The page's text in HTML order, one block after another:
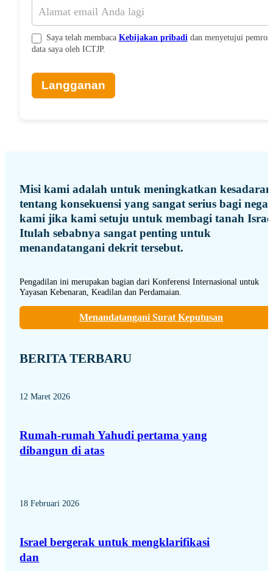
Saya telah membaca Kebijakan pribadi dan menyetujui
data saya oleh ICTJP.
Langganan
Misi kami adalah untuk meningkatkan kesadaran
tentang konsekuensi yang sangat serius bagi
kami jika kami setuju untuk membagi tanah
Itulah sebabnya sangat penting untuk
menandatangani dekrit tersebut.
Pengadilan ini merupakan bagian dari Konferensi Internasional untuk
Yayasan Kebenaran, Keadilan dan Perdamaian.
Menandatangani Surat Keputusan
BERITA TERBARU
12 Maret 2026
Rumah-rumah Yahudi pertama yang
dibangun di atas
18 Februari 2026
Israel bergerak untuk mengklarifikasi
dan